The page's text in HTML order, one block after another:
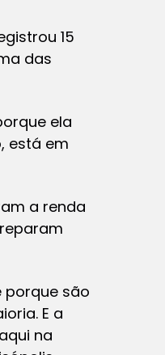
15
das
ela
está em
a renda
porque são
E a
na